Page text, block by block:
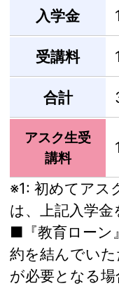
入学金
受講料
合計
アスク生受
講料
※1: 初めてアス
は、上記入学金
■『教育ローン
約を結んでい
が必要となる場